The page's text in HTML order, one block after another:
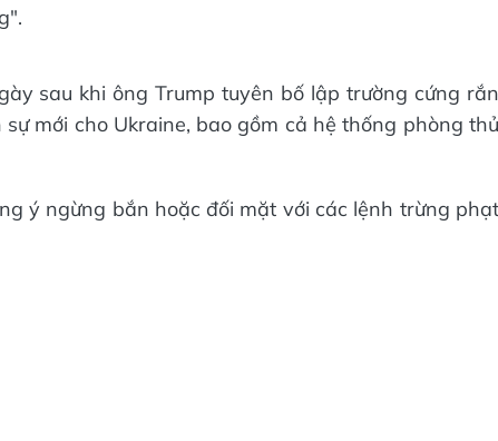
sau khi ông Trump tuyên bố lập trường cứng rắn
mới cho Ukraine, bao gồm cả hệ thống phòng thủ
ý ngừng bắn hoặc đối mặt với các lệnh trừng phạt